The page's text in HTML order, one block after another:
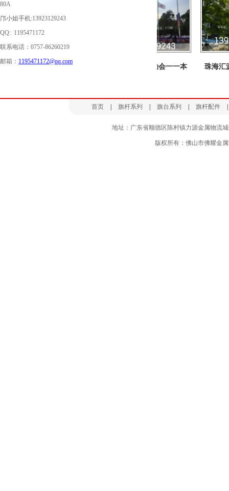
80A
邝小姐手机:13923129243
QQ: 1195471172
联系电话：0757-86260219
邮箱： 1195471172@qq.com
长沙贺龙体育中心28 恒大万人运动会一一本 珠海汇
首页 旗杆系列 旗台系列 旗杆配件
地址：广东省顺德区陈村镇力源金属物流
版权所有：佛山市佛耀金